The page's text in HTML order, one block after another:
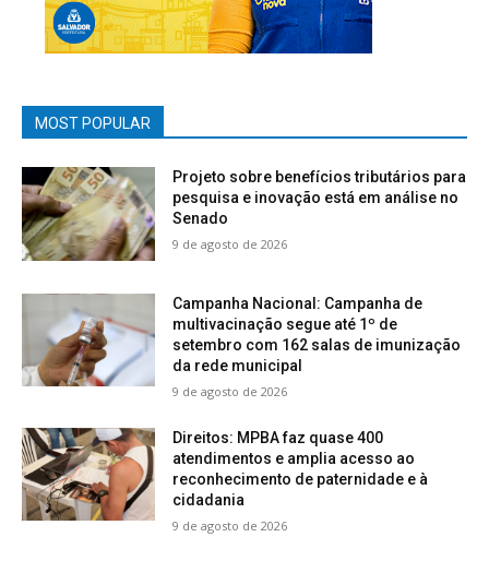
MOST POPULAR
Projeto sobre benefícios tributários para
pesquisa e inovação está em análise no
Senado
9 de agosto de 2026
Campanha Nacional: Campanha de
multivacinação segue até 1º de
setembro com 162 salas de imunização
da rede municipal
9 de agosto de 2026
Direitos: MPBA faz quase 400
atendimentos e amplia acesso ao
reconhecimento de paternidade e à
cidadania
9 de agosto de 2026